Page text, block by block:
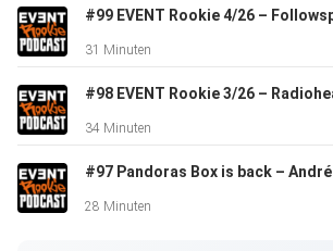
31 Minuten
34 Minuten
28 Minuten